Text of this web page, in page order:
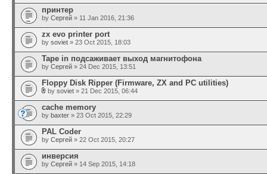
принтер
by Сергей » 11 Jan 2016, 21:36
zx evo printer port
by soviet » 23 Oct 2015, 18:03
Tape in подсаживает выход магнитофона
by Сергей » 24 Dec 2015, 13:51
Floppy Disk Ripper (Firmware, ZX and PC utilities)
by soviet » 21 Dec 2015, 06:44
cache memory
by baxter » 23 Oct 2015, 22:29
PAL Coder
by Сергей » 22 Oct 2015, 20:27
инверсия
by Сергей » 14 Sep 2015, 14:18